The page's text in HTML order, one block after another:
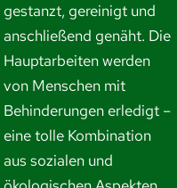
gestanzt, gereinigt und
anschließend genäht. Die
Hauptarbeiten werden
von Menschen mit
Behinderungen erledigt –
eine tolle Kombination
aus sozialen und